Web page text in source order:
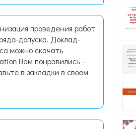
проведения работ
допуска. Доклад-
можно скачать
Вам понравились –
в закладки в своем